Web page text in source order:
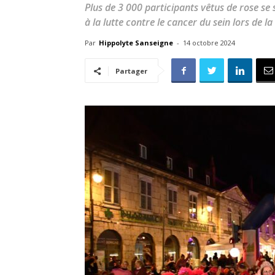
Plus de 3 000 participants vêtus de rose
à la lutte contre le cancer du sein lors de la
Par Hippolyte Sanseigne - 14 octobre 2024
Partager